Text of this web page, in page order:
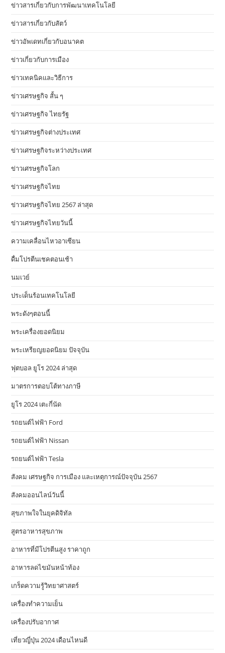
ข่าวสารเกี่ยวกับการพัฒนาเทคโนโลยี
ข่าวสารเกี่ยวกับสัตว์
ข่าวอัพเดทเกี่ยวกับอนาคต
ข่าวเกี่ยวกับการเมือง
ข่าวเทคนิคและวิธีการ
ข่าวเศรษฐกิจ สั้น ๆ
ข่าวเศรษฐกิจ ไทยรัฐ
ข่าวเศรษฐกิจต่างประเทศ
ข่าวเศรษฐกิจระหว่างประเทศ
ข่าวเศรษฐกิจโลก
ข่าวเศรษฐกิจไทย
ข่าวเศรษฐกิจไทย 2567 ล่าสุด
ข่าวเศรษฐกิจไทยวันนี้
ความเคลื่อนไหวอาเซียน
ดื่มโปรตีนเชคตอนเช้า
นมเวย์
ประเด็นร้อนเทคโนโลยี
พระดังๆตอนนี้
พระเครื่องยอดนิยม
พระเหรียญยอดนิยม ปัจจุบัน
ฟุตบอล ยูโร 2024 ล่าสุด
มาตรการตอบโต้ทางภาษี
ยูโร 2024 เตะกี่นัด
รถยนต์ไฟฟ้า Ford
รถยนต์ไฟฟ้า Nissan
รถยนต์ไฟฟ้า Tesla
สังคม เศรษฐกิจ การเมือง และเหตุการณ์ปัจจุบัน 2567
สังคมออนไลน์วันนี้
สุขภาพใจในยุคดิจิทัล
สูตรอาหารสุขภาพ
อาหารที่มีโปรตีนสูง ราคาถูก
อาหารลดไขมันหน้าท้อง
เกร็ดความรู้วิทยาศาสตร์
เครื่องทำความเย็น
เครื่องปรับอากาศ
เที่ยวญี่ปุ่น 2024 เดือนไหนดี